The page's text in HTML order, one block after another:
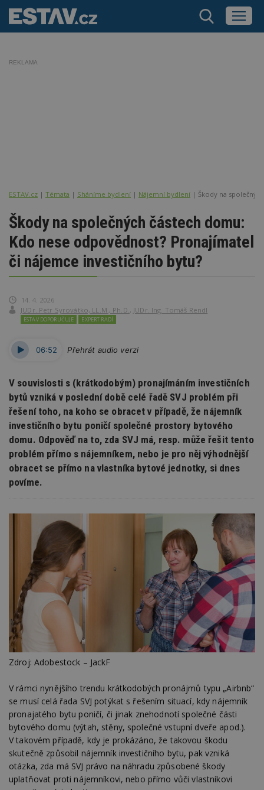
REKLAMA
ESTAV.cz Témata Sháníme bydlení Nájemní bydlení Škody na
Škody na společných částech domu:
Kdo nese odpovědnost? Pronajímatel
či nájemce investičního bytu?
14. 4. 2026
JUDr. Petr Syrovátko, LL.M., Ph.D. , JUDr. Ing. Tomáš Rendl
ESTAV DOPORUČUJE EXPERT RADÍ
06:52 Přehrát audio verzi
V souvislosti s (krátkodobým) pronajímáním investičních
bytů vzniká v poslední době celé řadě SVJ problém při
řešení toho, na koho se obracet v případě, že nájemník
investičního bytu poničí společné prostory bytového
domu. Odpověď na to, zda SVJ má, resp. může řešit tento
problém přímo s nájemníkem, nebo je pro něj výhodnější
obracet se přímo na vlastníka bytové jednotky, si dnes
povíme.
Zdroj: Adobestock – JackF
V rámci nynějšího trendu krátkodobých pronájmů typu „Airbnb“
se musí celá řada SVJ potýkat s řešením situací, kdy nájemník
pronajatého bytu poničí, či jinak znehodnotí společné části
bytového domu (výtah, stěny, společné vstupní dveře apod.).
V takovém případě, kdy je prokázáno, že takovou škodu
skutečně způsobil nájemník investičního bytu, pak vzniká
otázka, zda má SVJ právo na náhradu způsobené škody
uplatňovat proti nájemníkovi, nebo přímo vůči vlastníkovi